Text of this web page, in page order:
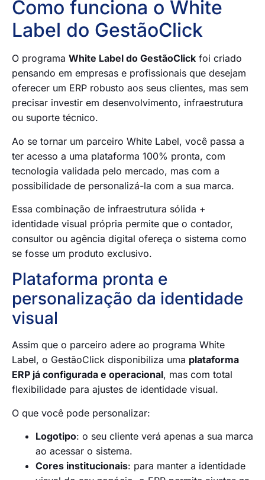
Como funciona o White
Label do GestãoClick
O programa White Label do GestãoClick foi criado
pensando em empresas e profissionais que desejam
oferecer um ERP robusto aos seus clientes, mas sem
precisar investir em desenvolvimento, infraestrutura
ou suporte técnico.
Ao se tornar um parceiro White Label, você passa a
ter acesso a uma plataforma 100% pronta, com
tecnologia validada pelo mercado, mas com a
possibilidade de personalizá-la com a sua marca.
Essa combinação de infraestrutura sólida +
identidade visual própria permite que o contador,
consultor ou agência digital ofereça o sistema como
se fosse um produto exclusivo.
Plataforma pronta e
personalização da identidade
visual
Assim que o parceiro adere ao programa White
Label, o GestãoClick disponibiliza uma plataforma
ERP já configurada e operacional, mas com total
flexibilidade para ajustes de identidade visual.
O que você pode personalizar:
Logotipo: o seu cliente verá apenas a sua marca
ao acessar o sistema.
Cores institucionais: para manter a identidade